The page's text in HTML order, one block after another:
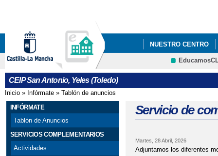
NUESTRO CENTRO
ECOESCUELAS
ADMISIÓN DE
EVALUACIÓN DEL
CEIP San Antonio, Yeles (Toledo)
Se encuentra usted aquí
Inicio » Infórmate » Tablón de anuncios
INFÓRMATE
Tablón de Anuncios
SERVICIOS COMPLEMENTARIOS
Actividades
Servicio de
Martes, 28 Abril, 2026
Adjuntamos los diferentes